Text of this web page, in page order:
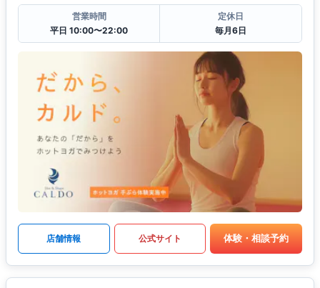
営業時間
平日 10:00〜22:00
定休日
毎月6日
店舗情報 公式サイト 体験・相談予約